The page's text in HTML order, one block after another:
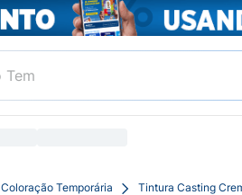
Coloração Temporária Tintura Casting